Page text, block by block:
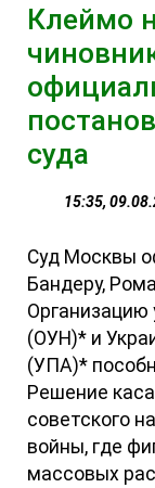
Клеймо
суда
15:35,
Суд Москвы
Бандеру,
Организацию
(ОУН)* и
(УПА)*
Решение
советского
войны, где
массовых